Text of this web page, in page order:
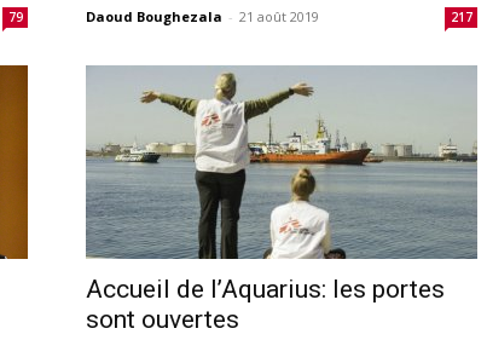
79 Daoud Boughezala - 21 août 2019 217
Accueil de l’Aquarius: les portes
sont ouvertes